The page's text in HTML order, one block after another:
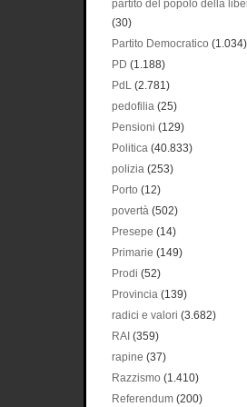
partito del popolo della
(30)
Partito Democratico (1.034)
PD (1.188)
PdL (2.781)
pedofilia (25)
Pensioni (129)
Politica (40.833)
polizia (253)
Porto (12)
povertà (502)
Presepe (14)
Primarie (149)
Prodi (52)
Provincia (139)
radici e valori (3.682)
RAI (359)
rapine (37)
Razzismo (1.410)
Referendum (200)